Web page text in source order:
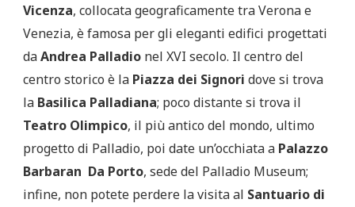
Vicenza, collocata geograficamente tra Verona e
Venezia, è famosa per gli eleganti edifici progettati
daAndrea Palladio nel XVI secolo. Il centro del
centro storico è la Piazza dei Signori dove si trova
la Basilica Palladiana; poco distante si trova il
Teatro Olimpico, il più antico del mondo, ultimo
progetto di Palladio, poi date un’occhiata a Palazzo
Barbaran Da Porto, sede del Palladio Museum;
infine, non potete perdere la visita al Santuario di